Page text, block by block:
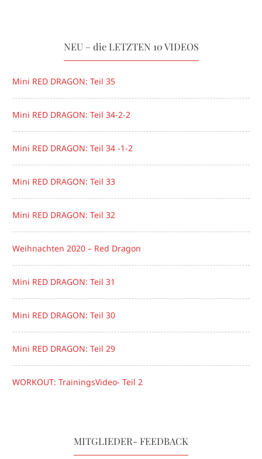
NEU – die LETZTEN 10 VIDEOS
Mini RED DRAGON: Teil 35
Mini RED DRAGON: Teil 34-2-2
Mini RED DRAGON: Teil 34 -1-2
Mini RED DRAGON: Teil 33
Mini RED DRAGON: Teil 32
Weihnachten 2020 – Red Dragon
Mini RED DRAGON: Teil 31
Mini RED DRAGON: Teil 30
Mini RED DRAGON: Teil 29
WORKOUT: TrainingsVideo- Teil 2
MITGLIEDER- FEEDBACK